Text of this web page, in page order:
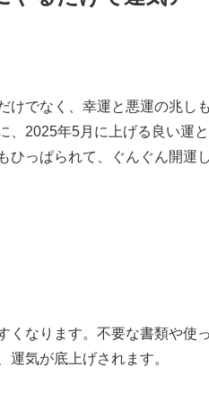
けでなく、幸運と悪運の兆し
2025年5月に上げる良い運と
ひっぱられて、ぐんぐん開運
くなります。不要な書類や使
気が底上げされます。